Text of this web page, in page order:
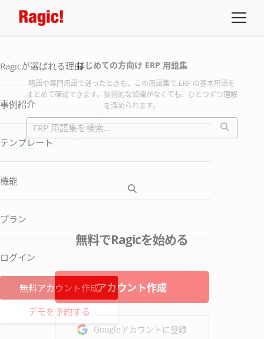
Ragicが選ばれる理由
事例紹介
テンプレート
機能
プラン
ログイン
無料アカウント作成
デモを予約する
はじめての方向け ERP 用語集
略語や専門用語で迷ったときも、この用語集で ERP の基本用語を
まとめて確認できます。技術的な知識がなくても、ひとつずつ理解
を深められます。
無料でRagicを始める
アカウント作成
Googleアカウントに登録